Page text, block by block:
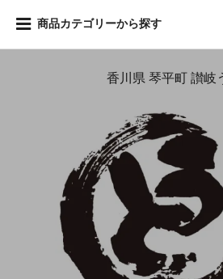
商品カテゴリーから探す
香川県 琴平町 讃岐